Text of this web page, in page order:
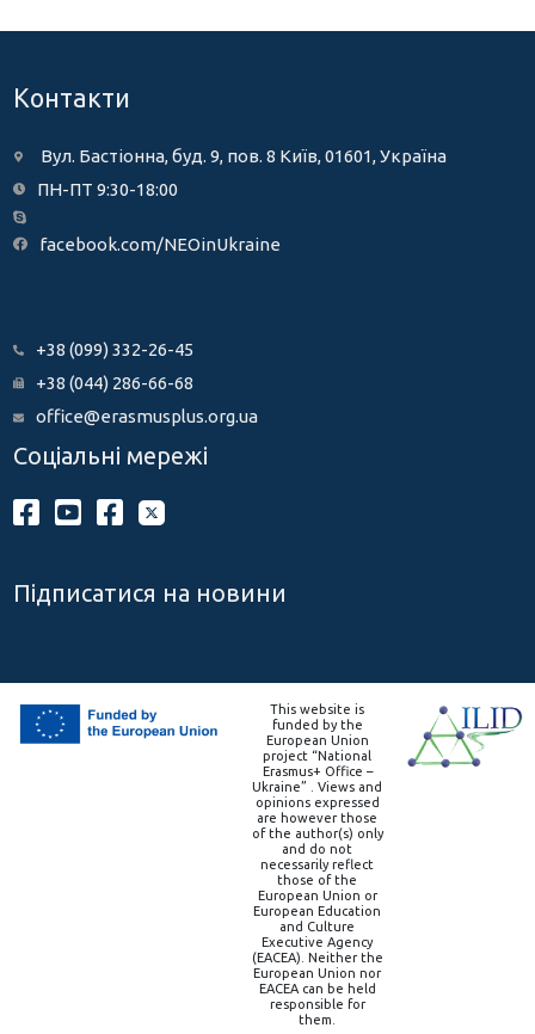
Контакти
Вул. Бастіонна, буд. 9, пов. 8 Київ, 01601, Україна
ПН-ПТ 9:30-18:00
facebook.com/NEOinUkraine
+38 (099) 332-26-45
+38 (044) 286-66-68
office@erasmusplus.org.ua
Соціальні мережі
Підписатися на новини
This website is
funded by the
European Union
project “National
Erasmus+ Office –
Ukraine” . Views and
opinions expressed
are however those
of the author(s) only
and do not
necessarily reflect
those of the
European Union or
European Education
and Culture
Executive Agency
(EACEA). Neither the
European Union nor
EACEA can be held
responsible for
them.